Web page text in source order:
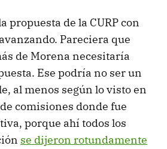
propuesta de la CURP con
Pareciera que
de Morena necesitaría
Ese podría no ser un
al menos según lo visto en
comisiones donde fue
porque ahí todos los
se dijeron rotundamente